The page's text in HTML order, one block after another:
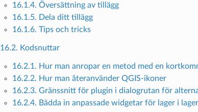
16.1.4. Översättning av tillägg
16.1.5. Dela ditt tillägg
16.1.6. Tips och tricks
16.2. Kodsnuttar
16.2.1. Hur man anropar en metod med en
16.2.2. Hur man återanvänder QGIS-ikoner
16.2.3. Gränssnitt för plugin i dialogrutan för
16.2.4. Bädda in anpassade widgetar för lager i